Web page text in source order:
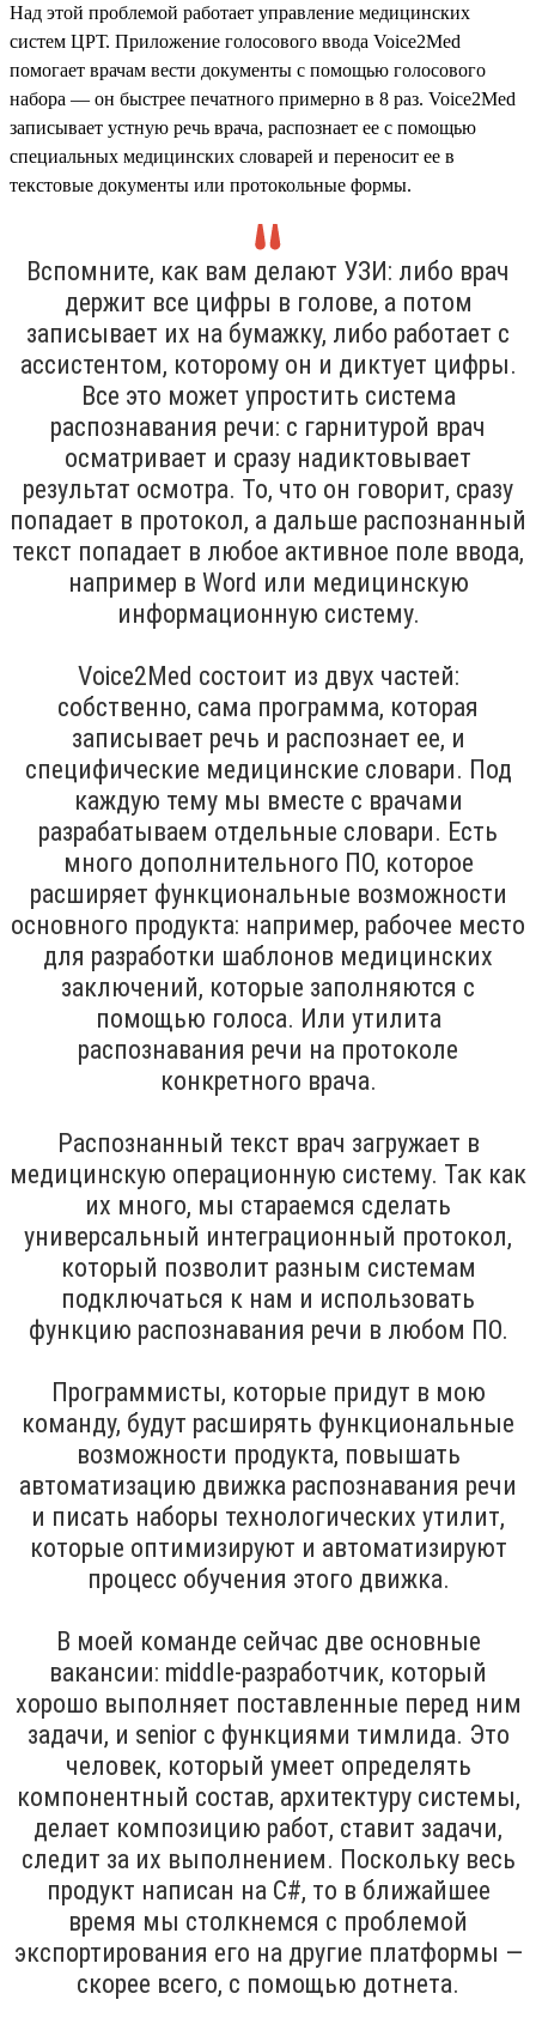
Над этой проблемой работает управление медицинских
систем ЦРТ. Приложение голосового ввода Voice2Med
помогает врачам вести документы с помощью голосового
набора — он быстрее печатного примерно в 8 раз. Voice2Med
записывает устную речь врача, распознает ее с помощью
специальных медицинских словарей и переносит ее в
текстовые документы или протокольные формы.
Вспомните, как вам делают УЗИ: либо врач
держит все цифры в голове, а потом
записывает их на бумажку, либо работает с
ассистентом, которому он и диктует цифры.
Все это может упростить система
распознавания речи: с гарнитурой врач
осматривает и сразу надиктовывает
результат осмотра. То, что он говорит, сразу
попадает в протокол, а дальше распознанный
текст попадает в любое активное поле ввода,
например в Word или медицинскую
информационную систему.
Voice2Med состоит из двух частей:
собственно, сама программа, которая
записывает речь и распознает ее, и
специфические медицинские словари. Под
каждую тему мы вместе с врачами
разрабатываем отдельные словари. Есть
много дополнительного ПО, которое
расширяет функциональные возможности
основного продукта: например, рабочее место
для разработки шаблонов медицинских
заключений, которые заполняются с
помощью голоса. Или утилита
распознавания речи на протоколе
конкретного врача.
Распознанный текст врач загружает в
медицинскую операционную систему. Так как
их много, мы стараемся сделать
универсальный интеграционный протокол,
который позволит разным системам
подключаться к нам и использовать
функцию распознавания речи в любом ПО.
Программисты, которые придут в мою
команду, будут расширять функциональные
возможности продукта, повышать
автоматизацию движка распознавания речи
и писать наборы технологических утилит,
которые оптимизируют и автоматизируют
процесс обучения этого движка.
В моей команде сейчас две основные
вакансии: middle-разработчик, который
хорошо выполняет поставленные перед ним
задачи, и senior с функциями тимлида. Это
человек, который умеет определять
компонентный состав, архитектуру системы,
делает композицию работ, ставит задачи,
следит за их выполнением. Поскольку весь
продукт написан на C#, то в ближайшее
время мы столкнемся с проблемой
экспортирования его на другие платформы —
скорее всего, с помощью дотнета.